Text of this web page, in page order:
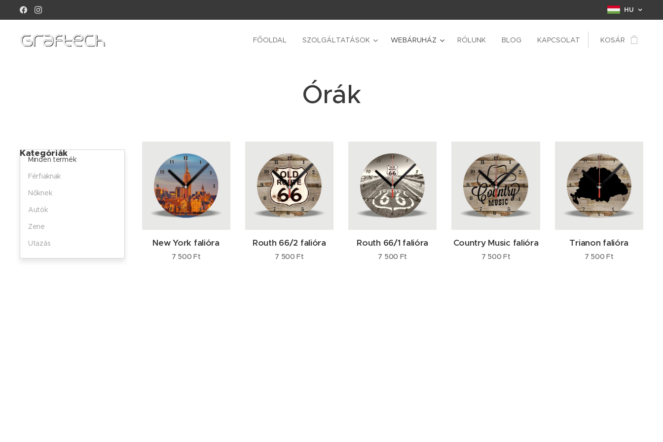
HU
FŐOLDAL SZOLGÁLTATÁSOK WEBÁRUHÁZ RÓLUNK BLOG KAPCSOLAT KOSÁR
Órák
Kategóriák
Minden termék
Férfiaknak
Nőknek
Autók
Zene
Utazás
New York falióra
7 500 Ft
Routh 66/2 falióra
7 500 Ft
Routh 66/1 falióra
7 500 Ft
Country Music falióra
7 500 Ft
Trianon falióra
7 500 Ft